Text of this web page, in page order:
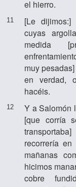
el hierro.
11
[Le
cuyas
medida
muy
en verdad,
hacéis.
12
Y a Salomón
[que corría
recorrería
mañanas
hicimos
cobre